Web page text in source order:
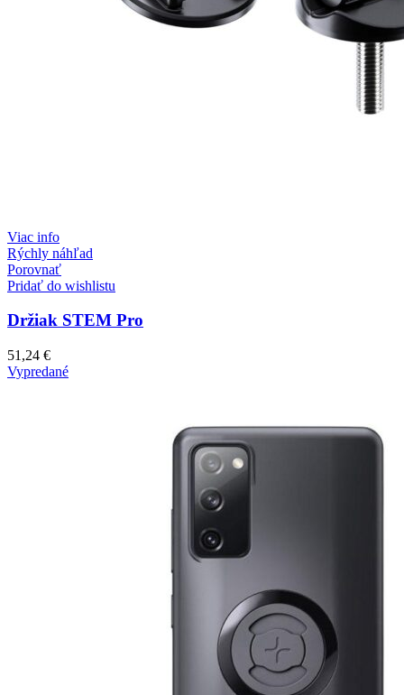
Viac info
Rýchly náhľad
Porovnať
Pridať do wishlistu
Držiak STEM Pro
51,24 €
Vypredané